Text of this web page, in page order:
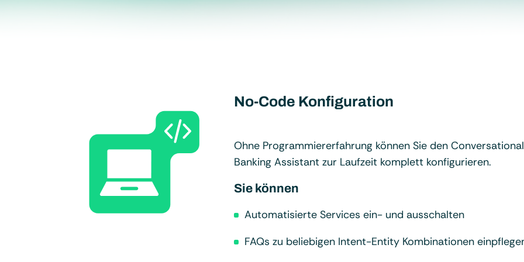
No-Code Konfiguration
Ohne Programmiererfahrung können Sie den
Banking Assistant zur Laufzeit komplett konfigurieren.
Sie können
Automatisierte Services ein- und ausschalten
FAQs zu beliebigen Intent-Entity Kombinationen